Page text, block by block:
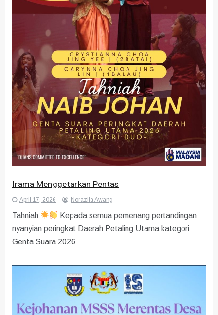
Irama Menggetarkan Pentas
April 17, 2026 Norazila Awang
Tahniah
Kepada semua pemenang pertandingan
nyanyian peringkat Daerah Petaling Utama kategori
Genta Suara 2026